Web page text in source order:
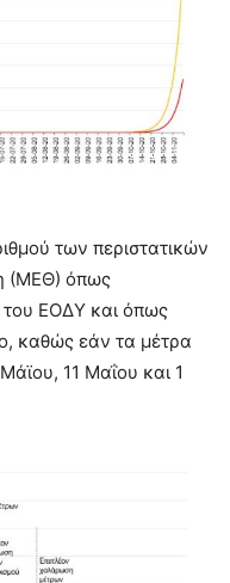
των περιστατικών
(ΜΕΘ) όπως
ΕΟΔΥ και όπως
καθώς εάν τα μέτρα
11 Μαΐου και 1